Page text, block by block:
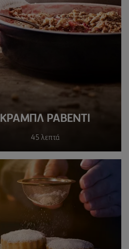
ΚΡΑΜΠΛ ΡΑΒΈΝΤΙ
45 λεπτά